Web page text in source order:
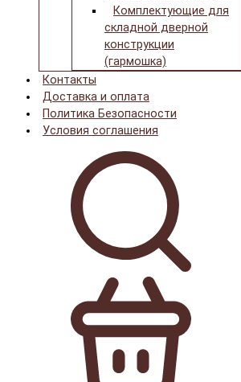
Комплектующие для
складной дверной
конструкции
(гармошка)
Контакты
Доставка и оплата
Политика Безопасности
Условия соглашения